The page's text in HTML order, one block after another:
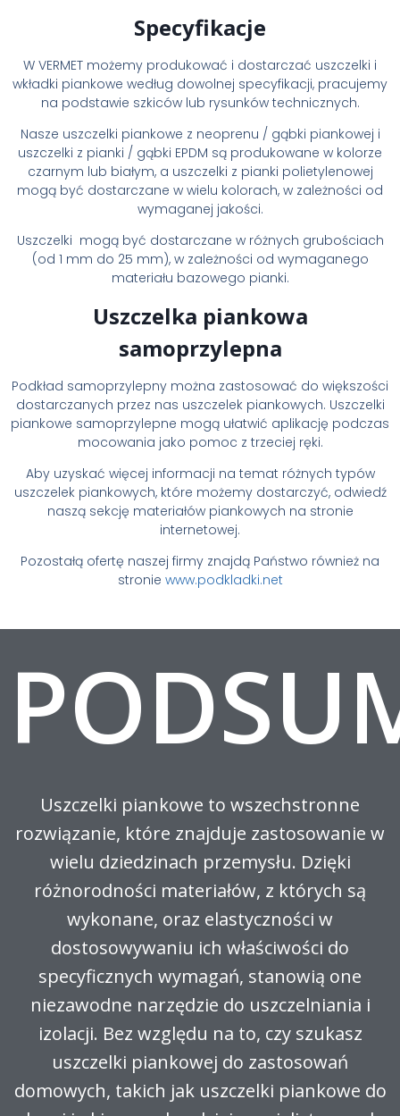
Specyfikacje
W VERMET możemy produkować i dostarczać uszczelki i
wkładki piankowe według dowolnej specyfikacji, pracujemy
na podstawie szkiców lub rysunków technicznych.
Nasze uszczelki piankowe z neoprenu / gąbki piankowej i
uszczelki z pianki / gąbki EPDM są produkowane w kolorze
czarnym lub białym, a uszczelki z pianki polietylenowej
mogą być dostarczane w wielu kolorach, w zależności od
wymaganej jakości.
Uszczelki mogą być dostarczane w różnych grubościach
(od 1 mm do 25 mm), w zależności od wymaganego
materiału bazowego pianki.
Uszczelka piankowa
samoprzylepna
Podkład samoprzylepny można zastosować do większości
dostarczanych przez nas uszczelek piankowych. Uszczelki
piankowe samoprzylepne mogą ułatwić aplikację podczas
mocowania jako pomoc z trzeciej ręki.
Aby uzyskać więcej informacji na temat różnych typów
uszczelek piankowych, które możemy dostarczyć, odwiedź
naszą sekcję materiałów piankowych na stronie
internetowej.
Pozostałą ofertę naszej firmy znajdą Państwo również na
stronie www.podkladki.net
Uszczelki piankowe to wszechstronne
rozwiązanie, które znajduje zastosowanie w
wielu dziedzinach przemysłu. Dzięki
różnorodności materiałów, z których są
wykonane, oraz elastyczności w
dostosowywaniu ich właściwości do
specyficznych wymagań, stanowią one
niezawodne narzędzie do uszczelniania i
izolacji. Bez względu na to, czy szukasz
uszczelki piankowej do zastosowań
domowych, takich jak uszczelki piankowe do